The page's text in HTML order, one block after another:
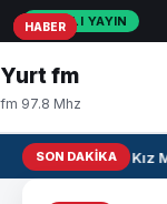
CANLI YAYIN
Yurt fm
fm 97.8 Mhz
SON DAKIKAU17 Kız
HABER
HABER
HABER